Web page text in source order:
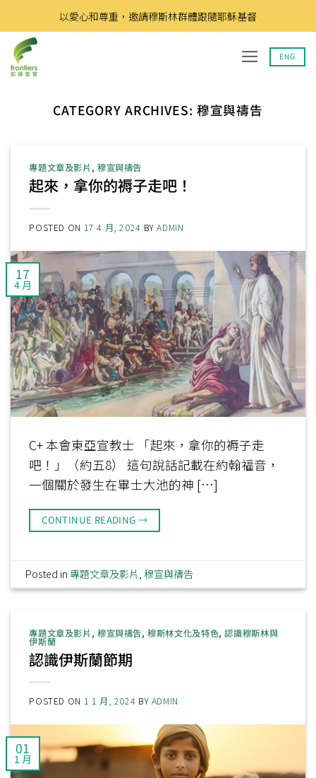
to
content
以愛心和尊重，邀請穆斯林群體跟隨耶穌基督
ENG
CATEGORY ARCHIVES: 穆宣與禱告
專題文章及影片 , 穆宣與禱告
起來，拿你的褥子走吧！
POSTED ON 17 4 月, 2024 BYADMIN
17
4 月
C+ 本會東亞宣教士 「起來，拿你的褥子走
吧！」（約五8） 這句說話記載在約翰福音，
一個關於發生在畢士大池的神 […]
CONTINUE READING →
Posted in專題文章及影片 ,穆宣與禱告
專題文章及影片 , 穆宣與禱告,穆斯林文化及特色,認識穆斯林與
伊斯蘭
認識伊斯蘭節期
POSTED ON 1 1 月, 2024 BY ADMIN
01
1 月